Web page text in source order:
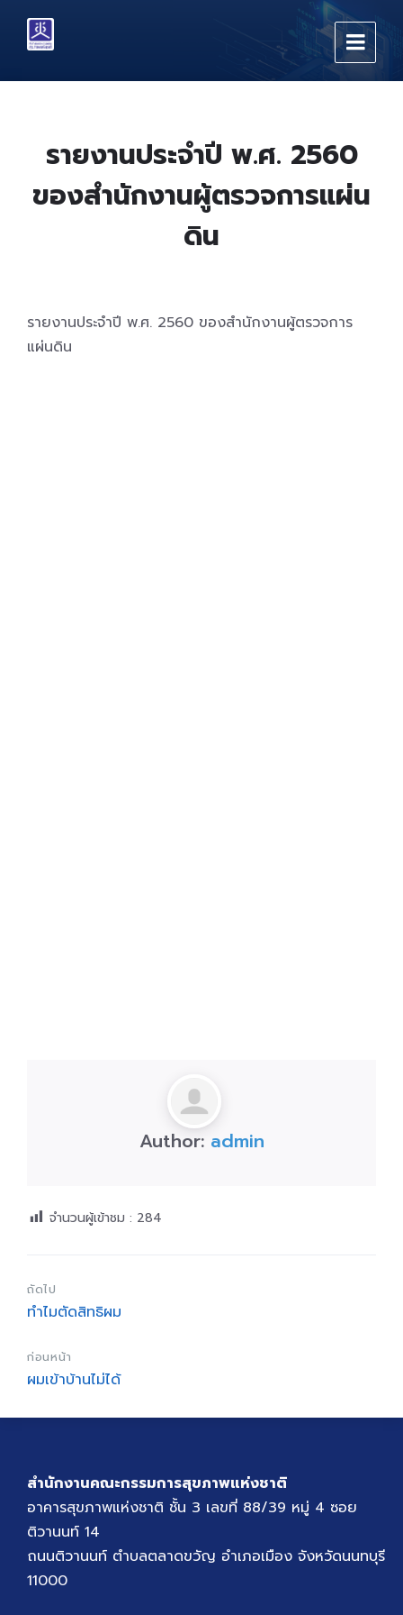
content
main
footer
รายงานประจำปี พ.ศ. 2560
ของสำนักงานผู้ตรวจการแผ่น
ดิน
รายงานประจำปี พ.ศ. 2560 ของสำนักงานผู้ตรวจการ
แผ่นดิน
Author: admin
จำนวนผู้เข้าชม : 284
ถัดไป
ทำไมตัดสิทธิผม
ก่อนหน้า
ผมเข้าบ้านไม่ได้
สำนักงานคณะกรรมการสุขภาพแห่งชาติ
อาคารสุขภาพแห่งชาติ ชั้น 3 เลขที่ 88/39 หมู่ 4 ซอย
ติวานนท์ 14
ถนนติวานนท์ ตำบลตลาดขวัญ อำเภอเมือง จังหวัดนนทบุรี
11000